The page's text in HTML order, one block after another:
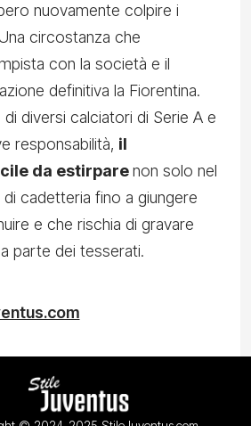
nuovamente colpire i
circostanza che
con la società e il
definitiva la Fiorentina.
diversi calciatori di Serie A e
responsabilità, il
da estirparenon solo nel
cadetteria fino a giungere
e che rischia di gravare
parte dei tesserati.